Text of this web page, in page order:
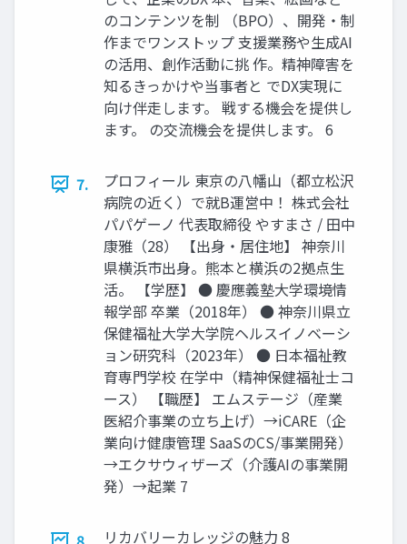
のコンテンツを制 （BPO）、開発・制
作までワンストップ 支援業務や生成AI
の活用、創作活動に挑 作。精神障害を
知るきっかけや当事者と でDX実現に
向け伴走します。 戦する機会を提供し
ます。 の交流機会を提供します。 6
7.
プロフィール 東京の八幡山（都立松沢
病院の近く）で就B運営中！ 株式会社
パパゲーノ 代表取締役 やすまさ / 田中
康雅（28） 【出身・居住地】 神奈川
県横浜市出身。熊本と横浜の2拠点生
活。 【学歴】 ● 慶應義塾大学環境情
報学部 卒業（2018年） ● 神奈川県立
保健福祉大学大学院ヘルスイノベーシ
ョン研究科（2023年） ● 日本福祉教
育専門学校 在学中（精神保健福祉士コ
ース） 【職歴】 エムステージ（産業
医紹介事業の立ち上げ）→iCARE（企
業向け健康管理 SaaSのCS/事業開発）
→エクサウィザーズ（介護AIの事業開
発）→起業 7
リカバリーカレッジの魅力 8